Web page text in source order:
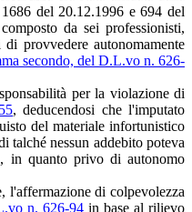
del 20.12.1996 e 694 del
da sei professionisti,
provvedere autonomamente
secondo, del D.L.vo n. 626-
per la violazione di
, deducendosi che l'imputato
del materiale infortunistico
talché nessun addebito poteva
in quanto privo di autonomo
l'affermazione di colpevolezza
n. 626-94 in base al rilievo